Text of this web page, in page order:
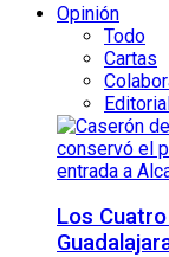
Opinión
Todo
Cartas
Los